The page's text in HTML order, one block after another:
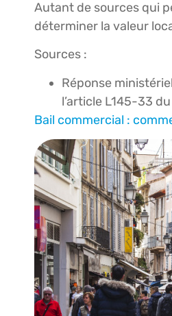
Autant de sources qui
déterminer la valeur
Sources :
Réponse
l’article L145-33
Bail commercial :